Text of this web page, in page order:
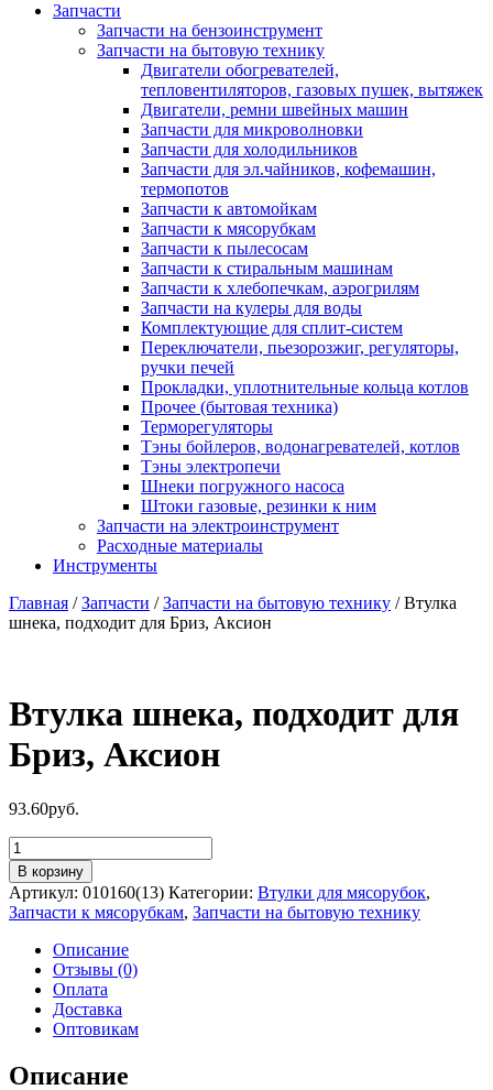
Запчасти
Запчасти на бензоинструмент
Запчасти на бытовую технику
Двигатели обогревателей,
тепловентиляторов, газовых пушек, вытяжек
Двигатели, ремни швейных машин
Запчасти для микроволновки
Запчасти для холодильников
Запчасти для эл.чайников, кофемашин,
термопотов
Запчасти к автомойкам
Запчасти к мясорубкам
Запчасти к пылесосам
Запчасти к стиральным машинам
Запчасти к хлебопечкам, аэрогрилям
Запчасти на кулеры для воды
Комплектующие для сплит-систем
Переключатели, пьезорозжиг, регуляторы,
ручки печей
Прокладки, уплотнительные кольца котлов
Прочее (бытовая техника)
Терморегуляторы
Тэны бойлеров, водонагревателей, котлов
Тэны электропечи
Шнеки погружного насоса
Штоки газовые, резинки к ним
Запчасти на электроинструмент
Расходные материалы
Инструменты
Главная /Запчасти /Запчасти на бытовую технику / Втулка
шнека, подходит для Бриз, Аксион
Втулка шнека, подходит для
Бриз, Аксион
93.60руб.
Количество
товара
Втулка
шнека,
подходит
Бриз,
Аксион
В корзину
Артикул: 010160(13) Категории: Втулки для мясорубок,
Запчасти к мясорубкам, Запчасти на бытовую технику
Описание
Отзывы (0)
Оплата
Доставка
Оптовикам
Описание